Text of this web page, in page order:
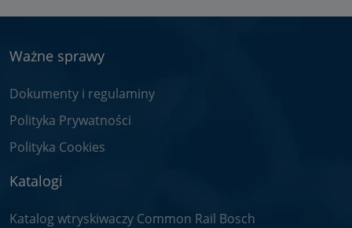
Ważne sprawy
Dokumenty i regulaminy
Polityka Prywatności
Polityka Cookies
Katalogi
Katalog wtryskiwaczy Common Rail Bosch